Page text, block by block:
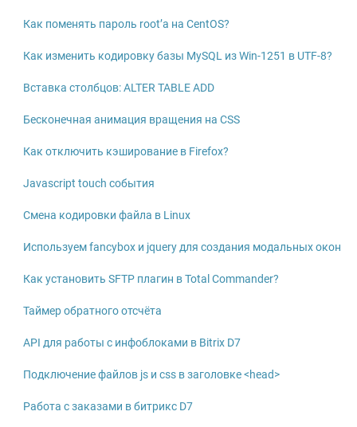
Как поменять пароль root’а на CentOS?
Как изменить кодировку базы MySQL из Win-1251 в UTF-8?
Вставка столбцов: ALTER TABLE ADD
Бесконечная анимация вращения на CSS
Как отключить кэширование в Firefox?
Javascript touch события
Смена кодировки файла в Linux
Используем fancybox и jquery для создания модальных окон
Как установить SFTP плагин в Total Commander?
Таймер обратного отсчёта
API для работы с инфоблоками в Bitrix D7
Подключение файлов js и css в заголовке <head>
Работа с заказами в битрикс D7